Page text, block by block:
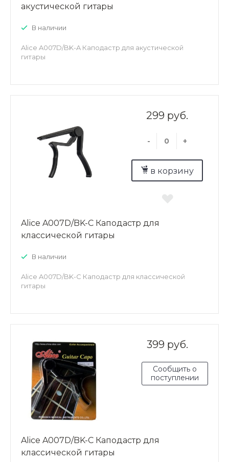
акустической гитары
В наличии
Alice A007D/BK-A Каподастр для акустической
гитары
299 руб.
- +
в корзину
Alice A007D/BK-C Каподастр для
классической гитары
В наличии
Alice A007D/BK-C Каподастр для классической
гитары
399 руб.
Сообщить о
поступлении
Alice A007D/BK-C Каподастр для
классической гитары